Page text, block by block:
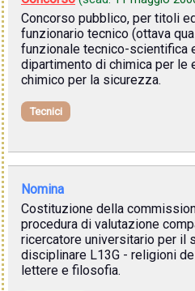
Concorso pubblico, per titoli
funzionario tecnico (ottava
funzionale tecnico-scientifica
dipartimento di chimica per le
chimico per la sicurezza.
Tecnici
Nomina
Costituzione della
procedura di valutazione
ricercatore universitario per il
disciplinare L13G - religioni
lettere e filosofia.